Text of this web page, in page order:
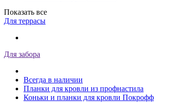
Показать все
Для террасы
Для забора
Всегда в наличии
Планки для кровли из профнастила
Коньки и планки для кровли Покрофф